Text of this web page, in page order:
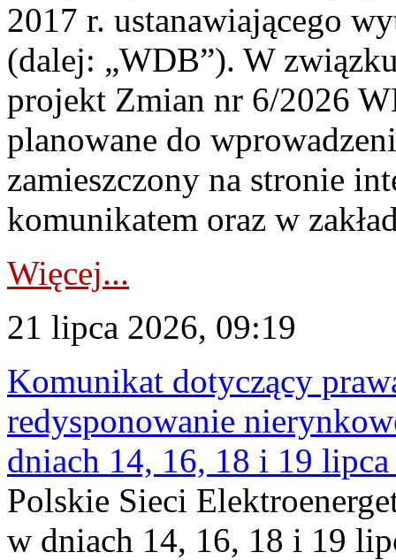
2017 r. ustanawiającego
(dalej: „WDB”). W
projekt Zmian nr 6/2026
planowane do
zamieszczony na stronie
komunikatem oraz w
Więcej...
21 lipca 2026, 09:19
Komunikat dotyczący
redysponowanie
dniach 14, 16, 18 i 19
Polskie Sieci
w dniach 14, 16, 18 i 19